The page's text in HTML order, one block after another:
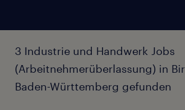
3 Industrie und Handwerk Jobs
(Arbeitnehmerüberlassung) in
Baden-Württemberg gefunden